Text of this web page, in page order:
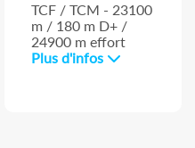
TCF / TCM - 23100
m / 180 m D+ /
24900 m effort
Plus d'infos